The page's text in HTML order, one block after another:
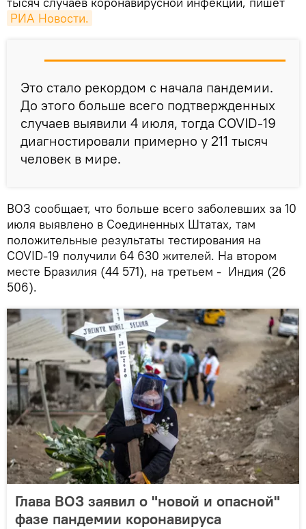
РИА Новости.
Это стало рекордом с начала пандемии.
До этого больше всего подтвержденных
случаев выявили 4 июля, тогда COVID-19
диагностировали примерно у 211 тысяч
человек в мире.
ВОЗ сообщает, что больше всего заболевших за 10
июля выявлено в Соединенных Штатах, там
положительные результаты тестирования на
COVID-19 получили 64 630 жителей. На втором
месте Бразилия (44 571), на третьем - Индия (26
506).
Глава ВОЗ заявил о "новой и опасной"
фазе пандемии коронавируса